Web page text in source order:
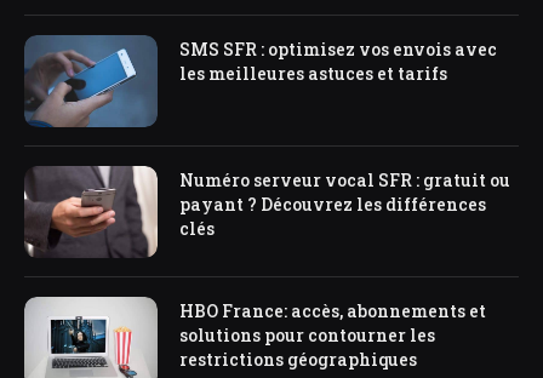
SMS SFR : optimisez vos envois avec
les meilleures astuces et tarifs
Numéro serveur vocal SFR : gratuit ou
payant ? Découvrez les différences
clés
HBO France: accès, abonnements et
solutions pour contourner les
restrictions géographiques